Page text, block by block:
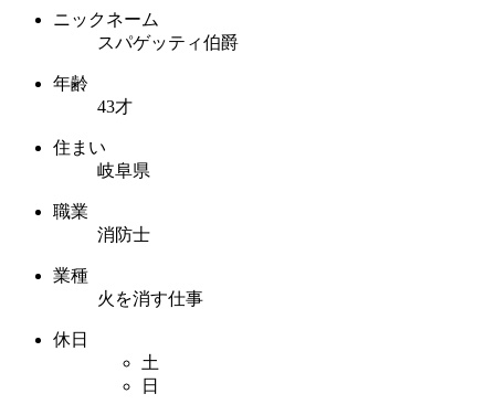
ニックネーム
スパゲッティ伯爵
年齢
43才
住まい
岐阜県
職業
消防士
業種
火を消す仕事
休日
土
日